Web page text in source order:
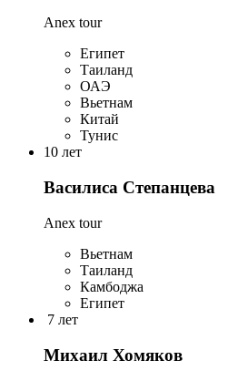
Anex tour
Египет
Таиланд
ОАЭ
Вьетнам
Китай
Тунис
10 лет
Василиса Степанцева
Anex tour
Вьетнам
Таиланд
Камбоджа
Египет
7 лет
Михаил Хомяков